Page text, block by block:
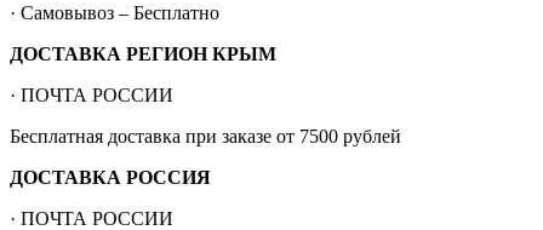
· Самовывоз – Бесплатно
ДОСТАВКА РЕГИОН КРЫМ
· ПОЧТА РОССИИ
Бесплатная доставка при заказе от 7500 рублей
ДОСТАВКА РОССИЯ
· ПОЧТА РОССИИ